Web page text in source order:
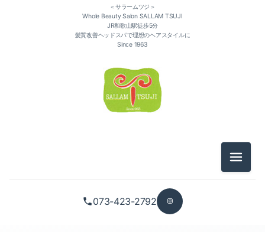
073-423-2792
＜サラームツジ＞
Whole Beauty Salon SALLAM TSUJI
JR和歌山駅徒歩5分
髪質改善ヘッドスパで理想のヘアスタイルに
Since 1963
メニュ